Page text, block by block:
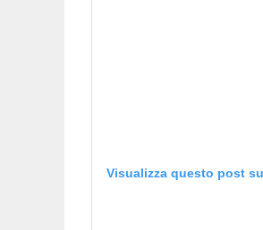
Visualizza questo post